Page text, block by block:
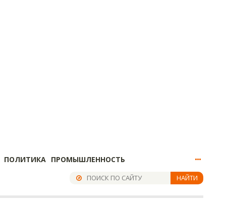
ПОЛИТИКА ПРОМЫШЛЕННОСТЬ
НАЙТИ